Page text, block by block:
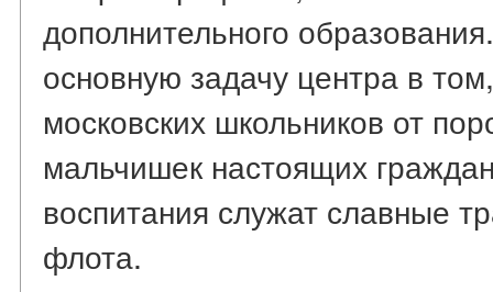
дополнительного
основную задачу центра в
московских школьников от
мальчишек настоящих
воспитания служат славные
флота.